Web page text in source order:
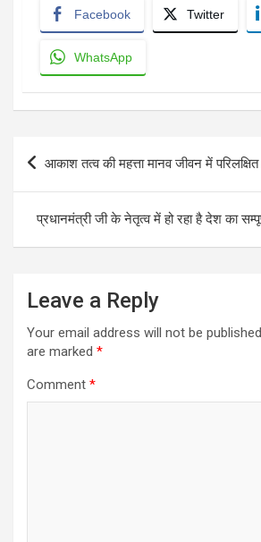
Facebook Twitter
WhatsApp
Post
आकाश तत्व की महत्ता मानव जीवन में परिलक्षित
प्रधानमंत्री जी के नेतृत्व में हो रहा है देश का
Leave a Reply
Your email address will not be
are marked *
Comment *